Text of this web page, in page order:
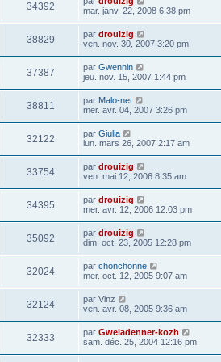
34392
mar. janv. 22, 2008 6:38 pm
38829 par drouizig
ven. nov. 30, 2007 3:20 pm
37387 par Gwennin
jeu. nov. 15, 2007 1:44 pm
38811 par Malo-net
mer. avr. 04, 2007 3:26 pm
32122 par Giulia
lun. mars 26, 2007 2:17 am
33754 par drouizig
ven. mai 12, 2006 8:35 am
34395 par drouizig
mer. avr. 12, 2006 12:03 pm
35092 par drouizig
dim. oct. 23, 2005 12:28 pm
32024 par chonchonne
mer. oct. 12, 2005 9:07 am
32124 par Vinz
ven. avr. 08, 2005 9:36 am
32333 par Gweladenner-kozh
sam. déc. 25, 2004 12:16 pm